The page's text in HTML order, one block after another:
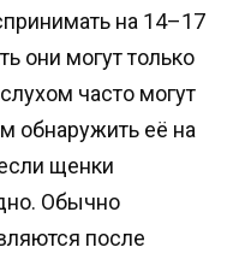
на 14–17
они могут только
часто могут
обнаружить её на
щенки
Обычно
после